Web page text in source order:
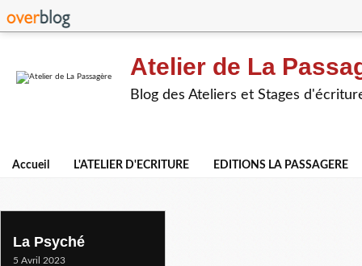
Atelier de La
Blog des Ateliers et Stages
Accueil L'ATELIER D'ECRITURE EDITIONS LA PASSAGERE
le miroir
La Psyché
5 Avril 2023